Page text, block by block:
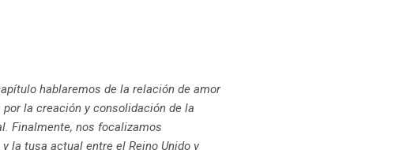
hablaremos de la relación de amor
por la creación y consolidación de la
Finalmente, nos focalizamos
la tusa actual entre el Reino Unido y